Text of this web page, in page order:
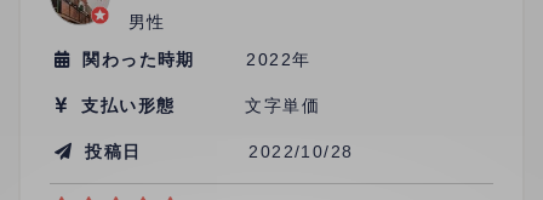
男性
関わった時期
2022年
支払い形態 文字単価
投稿日 2022/10/28